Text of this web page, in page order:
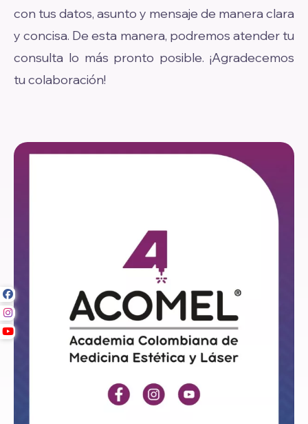
con tus datos, asunto y mensaje de manera clara
y concisa. De esta manera, podremos atender tu
consulta lo más pronto posible. ¡Agradecemos
tu colaboración!